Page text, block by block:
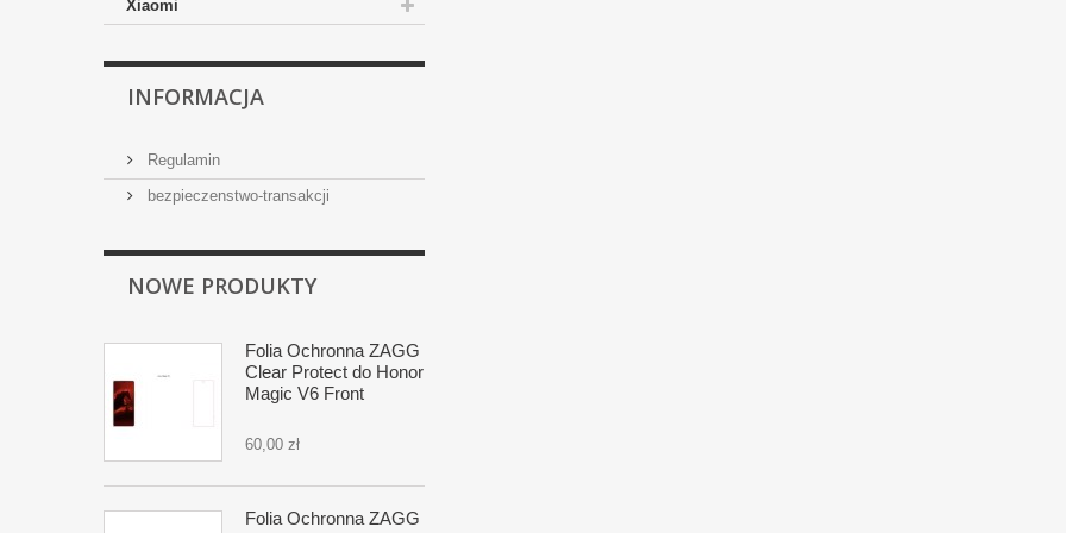
Xiaomi
INFORMACJA
Regulamin
bezpieczenstwo-transakcji
NOWE PRODUKTY
Folia Ochronna ZAGG
Clear Protect do Honor
Magic V6 Front
60,00 zł
Folia Ochronna ZAGG